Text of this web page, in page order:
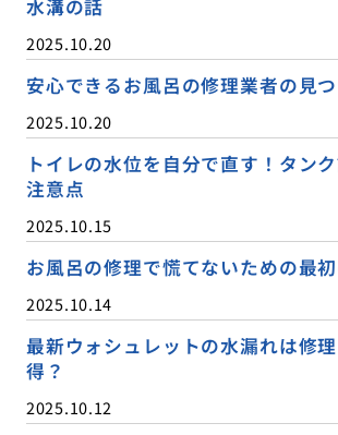
水溝の話
2025.10.20
安心できるお風呂の修理業者の見
2025.10.20
トイレの水位を自分で直す！タン
注意点
2025.10.15
お風呂の修理で慌てないための最
2025.10.14
最新ウォシュレットの水漏れは修
得？
2025.10.12